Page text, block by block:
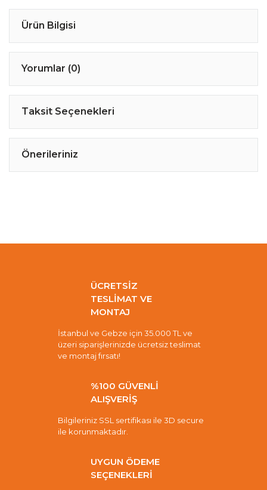
Ürün Bilgisi
Yorumlar (0)
Taksit Seçenekleri
Önerileriniz
ÜCRETSİZ
TESLİMAT VE
MONTAJ
İstanbul ve Gebze için 35.000 TL ve
üzeri siparişlerinizde ücretsiz teslimat
ve montaj fırsatı!
%100 GÜVENLİ
ALIŞVERİŞ
Bilgileriniz SSL sertifikası ile 3D secure
ile korunmaktadır.
UYGUN ÖDEME
SEÇENEKLERİ